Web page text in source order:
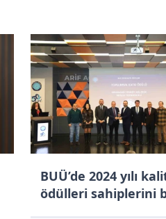
BUÜ’de 2024 yılı
ödülleri sahiplerini